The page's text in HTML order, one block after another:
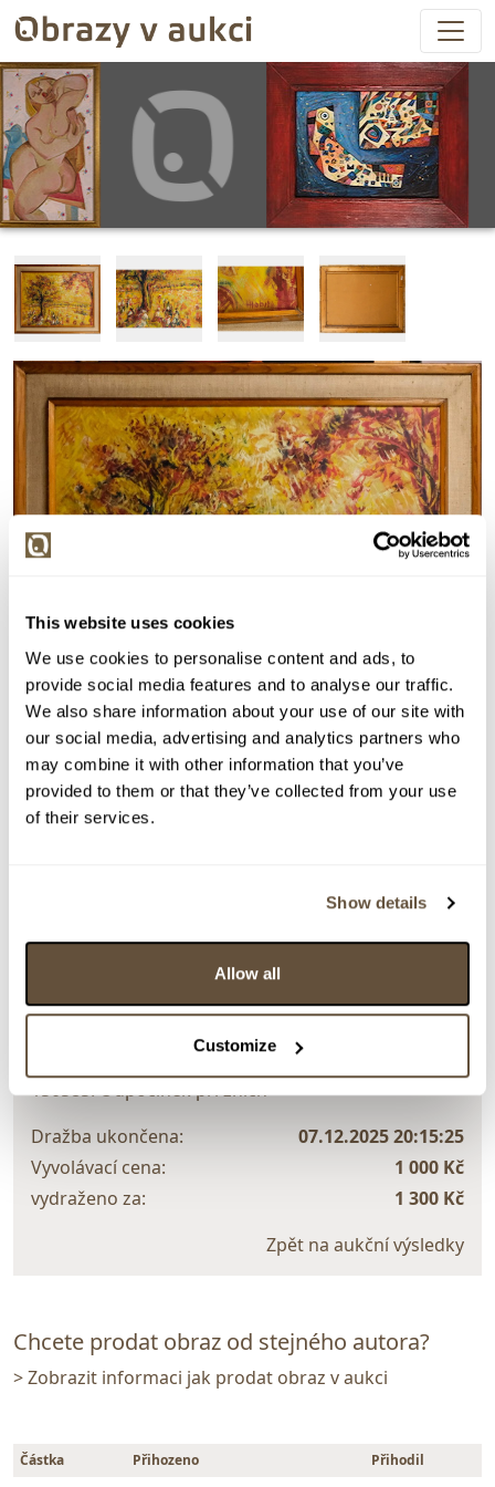
This website uses cookies
We use cookies to personalise content and ads, to
provide social media features and to analyse our traffic.
We also share information about your use of our site with
our social media, advertising and analytics partners who
may combine it with other information that you’ve
provided to them or that they’ve collected from your use
of their services.
Show details
Allow all
Customize
Detail položky
Olej na sololitu, 70x90 cm. Signováno vpravo dole V.
Hlobil. Rám, sklo.
150585. Odpočinek při žních
Dražba ukončena:
07.12.2025 20:15:25
Vyvolávací cena:
1 000 Kč
vydraženo za:
1 300 Kč
Zpět na aukční výsledky
Chcete prodat obraz od stejného autora?
> Zobrazit informaci jak prodat obraz v aukci
Částka Přihozeno
Přihodil